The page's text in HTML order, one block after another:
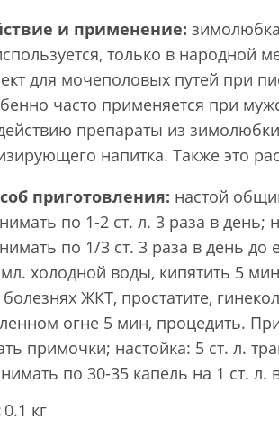
и применение:
только в
для мочеполовых путей при
часто применяется при
препараты из
напитка. Также это
приготовления: настой
по 1-2 ст. л. 3 раза в день;
по 1/3 ст. 3 раза в день до
холодной воды, кипятить 5
ЖКТ, простатите,
огне 5 мин, процедить.
примочки; настойка: 5 ст. л.
по 30-35 капель на 1 ст. л.
0.1 кг